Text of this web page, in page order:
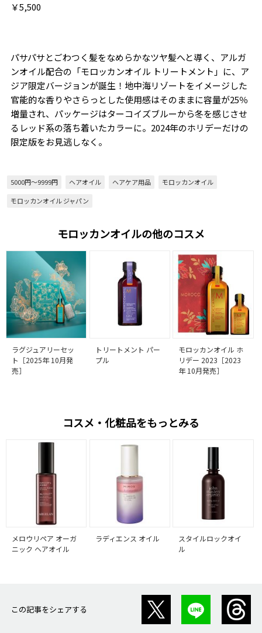
￥5,500
パサパサとごわつく髪をなめらかなツヤ髪へと導く、アルガ
ンオイル配合の「モロッカンオイル トリートメント」に、ア
ジア限定バージョンが誕生！地中海リゾートをイメージした
官能的な香りやさらっとした使用感はそのままに容量が25％
増量され、パッケージはターコイズブルーから冬を感じさせ
るレッド系の落ち着いたカラーに。2024年のホリデーだけの
限定版をお見逃しなく。
5000円～9999円 ヘアオイル ヘアケア用品
モロッカンオイル
モロッカンオイル ジャパン
モロッカンオイルの他のコスメ
ラグジュアリーセッ
ト［2025年 10月発
売］
トリートメント パー
プル
モロッカンオイル ホ
リデー 2023［2023
年 10月発売］
コスメ・化粧品をもっとみる
メロウリペア オーガ
ニック ヘアオイル
ラディエンス オイル
スタイルロックオイ
ル
この記事をシェアする